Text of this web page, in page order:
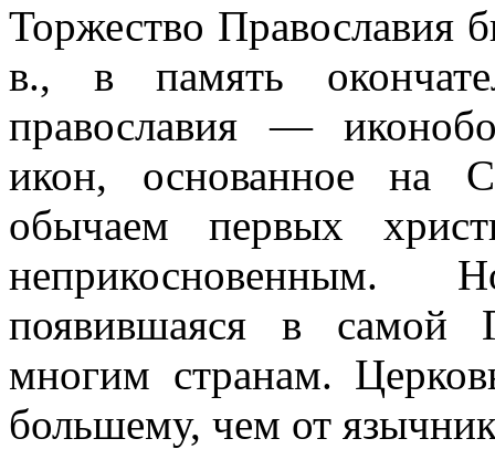
Торжество Православия
в., в память
православия —
икон, основанное на
обычаем первых
неприкосновенным.
появившаяся в самой
многим странам.
большему, чем от